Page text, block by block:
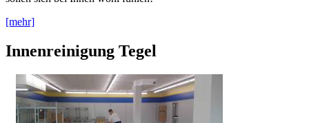
[mehr]
Innenreinigung Tegel